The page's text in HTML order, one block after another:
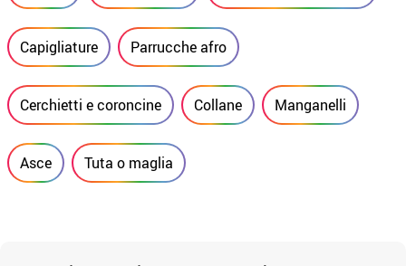
Capigliature Parrucche afro
Cerchietti e coroncine Collane Manganelli
Asce Tuta o maglia